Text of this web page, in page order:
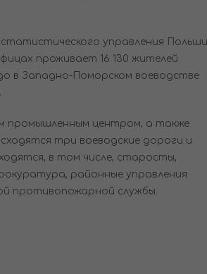
управления Польши
проживает 16 130 жителей
в Западно-Поморском воеводстве
промышленным центром, а также
три воеводские дороги и
в том числе, старосты,
районные управления
противопожарной службы.